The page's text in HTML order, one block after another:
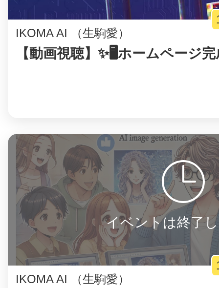
IKOMA AI （生駒愛）
【動画視聴】✨🖥️ホームページ完
イベントは終了
IKOMA AI （生駒愛）